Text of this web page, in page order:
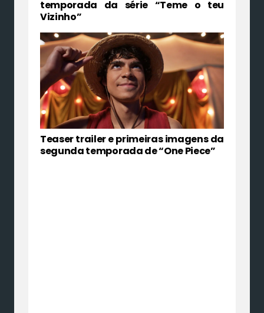
temporada da série “Teme o teu
Vizinho”
Teaser trailer e primeiras imagens da
segunda temporada de “One Piece”